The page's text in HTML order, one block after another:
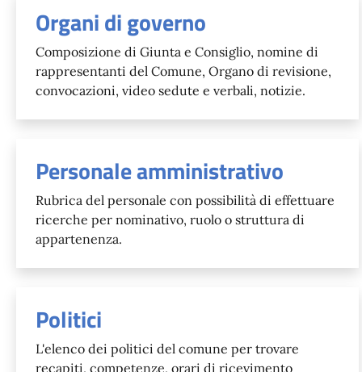
Organi di governo
Composizione di Giunta e Consiglio, nomine di
rappresentanti del Comune, Organo di revisione,
convocazioni, video sedute e verbali, notizie.
Personale amministrativo
Rubrica del personale con possibilità di effettuare
ricerche per nominativo, ruolo o struttura di
appartenenza.
Politici
L'elenco dei politici del comune per trovare
recapiti, competenze, orari di ricevimento